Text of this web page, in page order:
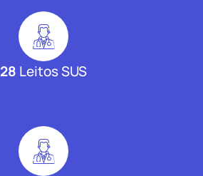
28 Leitos SUS